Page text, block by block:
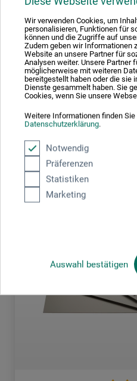
Wir verwenden Cookies, um
personalisieren, Funktionen für
können und die Zugriffe auf
Zudem geben wir Informationen
Website an unsere Partner für
Analysen weiter. Unsere Partner
möglicherweise mit weiteren
bereitgestellt haben oder die sie
Dienste gesammelt haben. Sie
Cookies, wenn Sie unsere
Weitere Informationen finden Sie
Datenschutzerklärung.
Notwendig
Präferenzen
Statistiken
Marketing
Auswahl bestätigen
boesner GmbH holding +
Gewerkenstr. 2
58456 Witten
DEUTSCHLAND
pm@boesner.com
Kunden